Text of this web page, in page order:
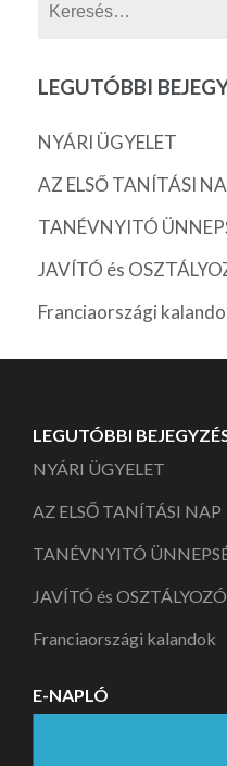
LEGUTÓBBI
NYÁRI ÜGYELET
AZ ELSŐ TANÍTÁSI
TANÉVNYITÓ
JAVÍTÓ és
Franciaországi
LEGUTÓBBI
NYÁRI ÜGYELET
AZ ELSŐ TANÍTÁSI NAP
TANÉVNYITÓ
JAVÍTÓ és
Franciaországi kalandok
E-NAPLÓ